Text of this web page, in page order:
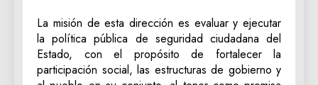
La misión de esta dirección es evaluar y ejecutar
la política pública de seguridad ciudadana del
Estado, con el propósito de fortalecer la
participación social, las estructuras de gobierno y